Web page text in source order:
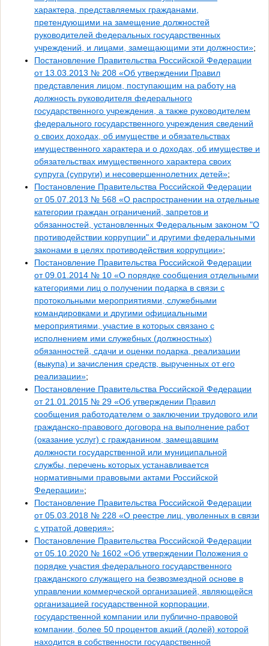
характера, представляемых гражданами,
претендующими на замещение должностей
руководителей федеральных государственных
учреждений, и лицами, замещающими эти должности»;
Постановление Правительства Российской Федерации
от 13.03.2013 № 208 «Об утверждении Правил
представления лицом, поступающим на работу на
должность руководителя федерального
государственного учреждения, а также руководителем
федерального государственного учреждения сведений
о своих доходах, об имуществе и обязательствах
имущественного характера и о доходах, об имуществе и
обязательствах имущественного характера своих
супруга (супруги) и несовершеннолетних детей»;
Постановление Правительства Российской Федерации
от 05.07.2013 № 568 «О распространении на отдельные
категории граждан ограничений, запретов и
обязанностей, установленных Федеральным законом "О
противодействии коррупции" и другими федеральными
законами в целях противодействия коррупции»;
Постановление Правительства Российской Федерации
от 09.01.2014 № 10 «О порядке сообщения отдельными
категориями лиц о получении подарка в связи с
протокольными мероприятиями, служебными
командировками и другими официальными
мероприятиями, участие в которых связано с
исполнением ими служебных (должностных)
обязанностей, сдачи и оценки подарка, реализации
(выкупа) и зачисления средств, вырученных от его
реализации»;
Постановление Правительства Российской Федерации
от 21.01.2015 № 29 «Об утверждении Правил
сообщения работодателем о заключении трудового или
гражданско-правового договора на выполнение работ
(оказание услуг) с гражданином, замещавшим
должности государственной или муниципальной
службы, перечень которых устанавливается
нормативными правовыми актами Российской
Федерации»;
Постановление Правительства Российской Федерации
от 05.03.2018 № 228 «О реестре лиц, уволенных в связи
с утратой доверия»;
Постановление Правительства Российской Федерации
от 05.10.2020 № 1602 «Об утверждении Положения о
порядке участия федерального государственного
гражданского служащего на безвозмездной основе в
управлении коммерческой организацией, являющейся
организацией государственной корпорации,
государственной компании или публично-правовой
компании, более 50 процентов акций (долей) которой
находится в собственности государственной